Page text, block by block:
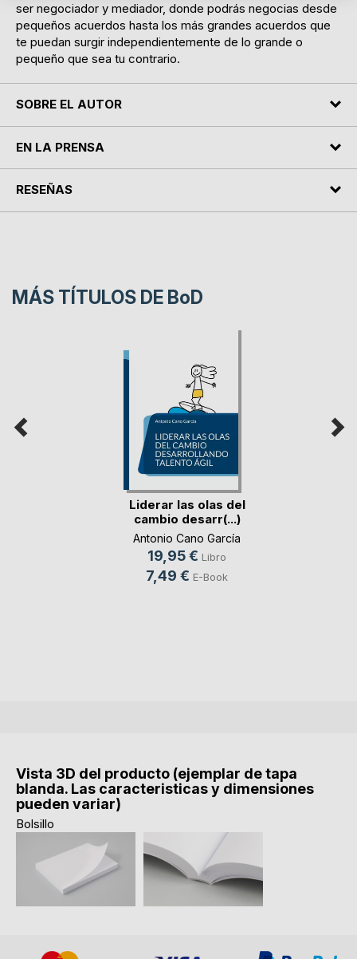
ser negociador y mediador, donde podrás negocias desde
pequeños acuerdos hasta los más grandes acuerdos que
te puedan surgir independientemente de lo grande o
pequeño que sea tu contrario.
SOBRE EL AUTOR
EN LA PRENSA
RESEÑAS
MÁS TÍTULOS DE BoD
Liderar las olas del
cambio desarr(...)
Antonio Cano García
19,95 € Libro
7,49 € E-Book
Vista 3D del producto (ejemplar de tapa
blanda. Las caracteristicas y dimensiones
pueden variar)
Bolsillo